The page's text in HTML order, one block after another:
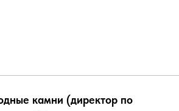
камни (директор по